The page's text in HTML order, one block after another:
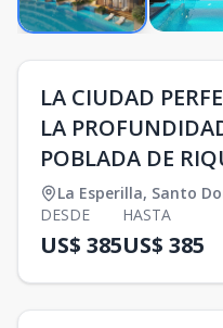
LA CIUDAD
LA
POBLADA DE
La Esperilla, Santo
DESDE
US$ 385
HASTA
US$ 385